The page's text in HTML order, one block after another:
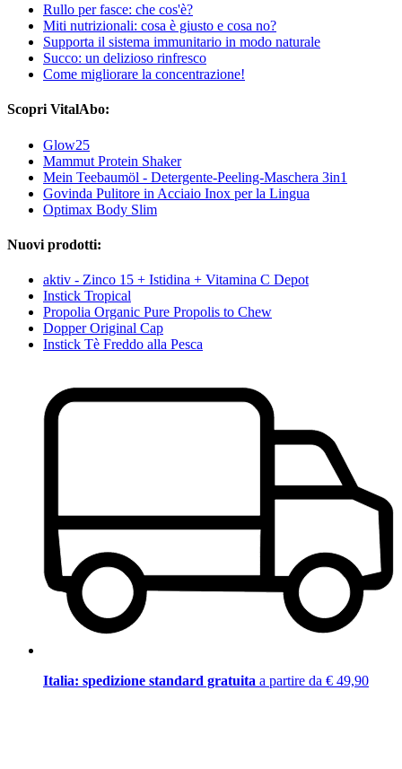
Rullo per fasce: che cos'è?
Miti nutrizionali: cosa è giusto e cosa no?
Supporta il sistema immunitario in modo naturale
Succo: un delizioso rinfresco
Come migliorare la concentrazione!
Scopri VitalAbo:
Glow25
Mammut Protein Shaker
Mein Teebaumöl - Detergente-Peeling-Maschera 3in1
Govinda Pulitore in Acciaio Inox per la Lingua
Optimax Body Slim
Nuovi prodotti:
aktiv - Zinco 15 + Istidina + Vitamina C Depot
Instick Tropical
Propolia Organic Pure Propolis to Chew
Dopper Original Cap
Instick Tè Freddo alla Pesca
Italia: spedizione standard gratuita a partire da € 49,90